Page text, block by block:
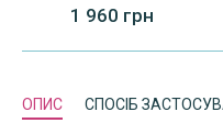
1 960 грн
ОПИС СПОСІБ